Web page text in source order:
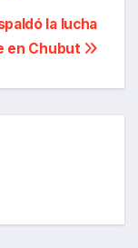
la lucha
en Chubut